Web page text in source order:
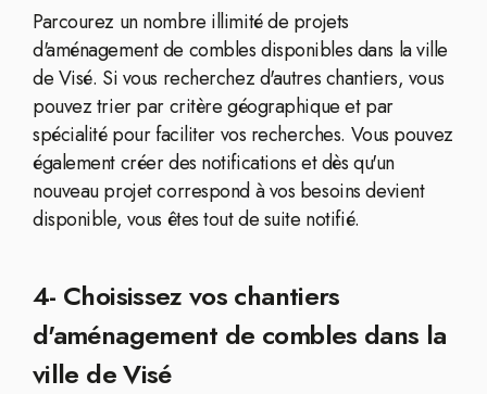
Parcourez un nombre illimité de projets
d'aménagement de combles disponibles dans la ville
de Visé. Si vous recherchez d'autres chantiers, vous
pouvez trier par critère géographique et par
spécialité pour faciliter vos recherches. Vous pouvez
également créer des notifications et dès qu'un
nouveau projet correspond à vos besoins devient
disponible, vous êtes tout de suite notifié.
4- Choisissez vos chantiers
d'aménagement de combles dans la
ville de Visé